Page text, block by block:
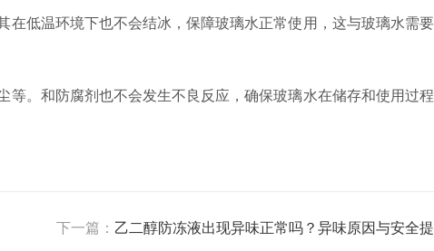
低温环境下也不会结冰，保障玻璃水正常使用，这与玻璃水需
。和防腐剂也不会发生不良反应，确保玻璃水在储存和使用过
下一篇： 乙二醇防冻液出现异味正常吗？异味原因与安全